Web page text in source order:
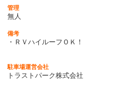
管理
無人
備考
・ＲＶハイルーフＯＫ！
駐車場運営会社
トラストパーク株式会社